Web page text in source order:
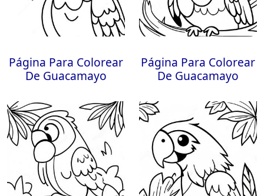
Página Para Colorear
De Guacamayo
Página Para Colorear
De Guacamayo